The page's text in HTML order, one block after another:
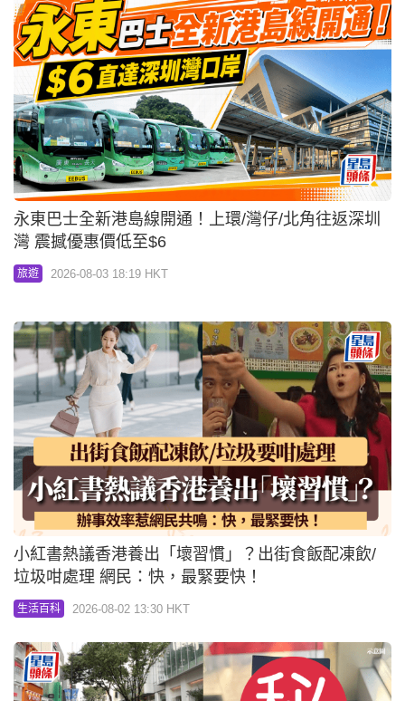
永東巴士全新港島線開通！上環/灣仔/北角往返深圳
灣 震撼優惠價低至$6
旅遊 2026-08-03 18:19 HKT
小紅書熱議香港養出「壞習慣」？出街食飯配凍飲/
垃圾咁處理 網民：快，最緊要快！
生活百科 2026-08-02 13:30 HKT